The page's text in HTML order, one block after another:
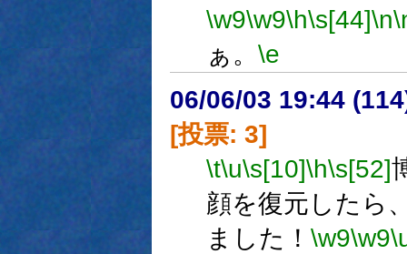
\w9\w9\h\s[44]\n
ぁ。 \e
06/06/03 19:44
[投票: 3]
\t\u\s[10]\h\s[52]
顔を復元したら
ました！ \w9\w9